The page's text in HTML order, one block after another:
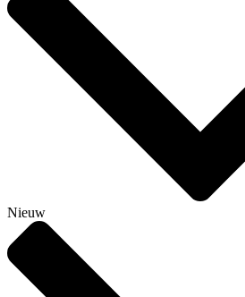
Nieuw